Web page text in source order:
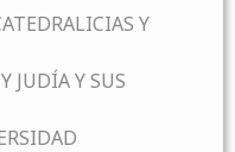
Y
JUDÍA Y SUS